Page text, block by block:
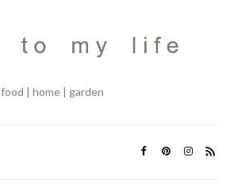
food | home | garden